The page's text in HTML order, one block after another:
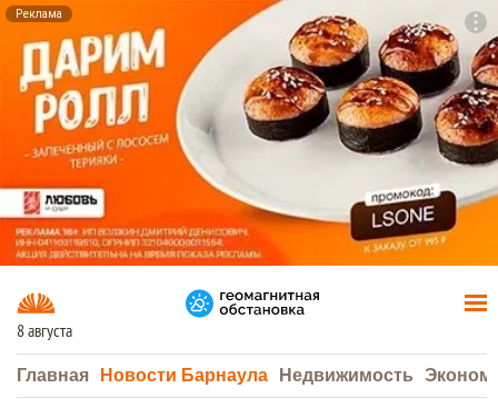
Реклама
8 августа
Главная Новости Барнаула Недвижимость